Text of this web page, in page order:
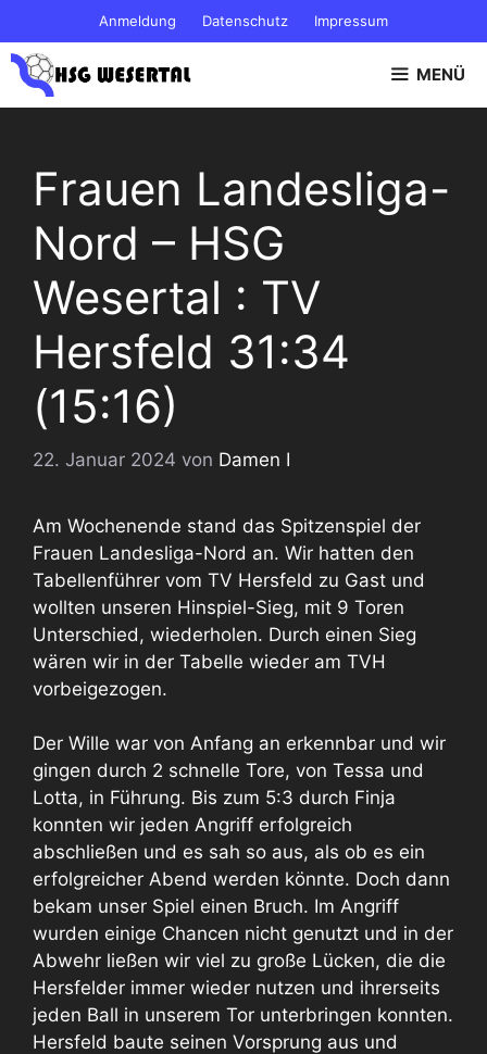
Inhalt
springen
Anmeldung Datenschutz Impressum
MENÜ
Frauen Landesliga-
Nord – HSG
Wesertal : TV
Hersfeld 31:34
(15:16)
22. Januar 2024 von Damen I
Am Wochenende stand das Spitzenspiel der
Frauen Landesliga-Nord an. Wir hatten den
Tabellenführer vom TV Hersfeld zu Gast und
wollten unseren Hinspiel-Sieg, mit 9 Toren
Unterschied, wiederholen. Durch einen Sieg
wären wir in der Tabelle wieder am TVH
vorbeigezogen.
Der Wille war von Anfang an erkennbar und wir
gingen durch 2 schnelle Tore, von Tessa und
Lotta, in Führung. Bis zum 5:3 durch Finja
konnten wir jeden Angriff erfolgreich
abschließen und es sah so aus, als ob es ein
erfolgreicher Abend werden könnte. Doch dann
bekam unser Spiel einen Bruch. Im Angriff
wurden einige Chancen nicht genutzt und in der
Abwehr ließen wir viel zu große Lücken, die die
Hersfelder immer wieder nutzen und ihrerseits
jeden Ball in unserem Tor unterbringen konnten.
Hersfeld baute seinen Vorsprung aus und